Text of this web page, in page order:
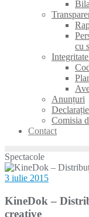
cu
Anunțuri
Comisia
Contact
Spectacole
3 iulie 2015
KineDok –
creative